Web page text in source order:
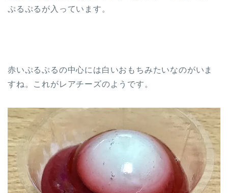
ぷるぷるが入っています。
赤いぷるぷるの中心には白いおもちみたいなのがいま
すね。これがレアチーズのようです。